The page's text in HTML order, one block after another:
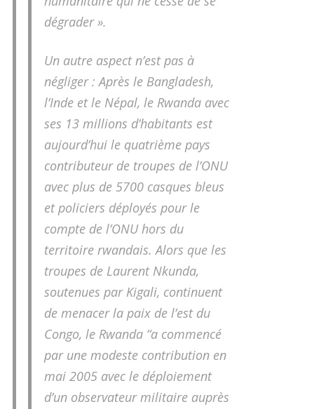
dégrader ».
Un autre aspect n’est pas à
négliger : Après le Bangladesh,
l’Inde et le Népal, le Rwanda avec
ses 13 millions d’habitants est
aujourd’hui le quatrième pays
contributeur de troupes de l’ONU
avec plus de 5700 casques bleus
et policiers déployés pour le
compte de l’ONU hors du
territoire rwandais. Alors que les
troupes de Laurent Nkunda,
soutenues par Kigali, continuent
de menacer la paix de l’est du
Congo, le Rwanda “a commencé
par une modeste contribution en
mai 2005 avec le déploiement
d’un observateur militaire auprès